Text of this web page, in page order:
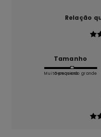
Relação
Tamanho
Muito pequeno
Demasiado grande